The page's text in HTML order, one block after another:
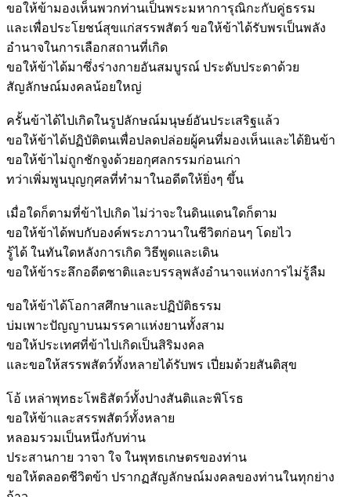
ขอให้ข้ามองเห็นพวกท่านเป็นพระมหาการุณิกะกับคู่ธรรม
และเพื่อประโยชน์สุขแก่สรรพสัตว์ ขอให้ข้าได้รับพรเป็นพลัง
อำนาจในการเลือกสถานที่เกิด
ขอให้ข้าได้มาซึ่งร่างกายอันสมบูรณ์ ประดับประดาด้วย
สัญลักษณ์มงคลน้อยใหญ่
ครั้นข้าได้ไปเกิดในรูปลักษณ์มนุษย์อันประเสริฐแล้ว
ขอให้ข้าได้ปฏิบัติตนเพื่อปลดปล่อยผู้คนที่มองเห็นและได้ยินข้า
ขอให้ข้าไม่ถูกชักจูงด้วยอกุศลกรรมก่อนเก่า
ทว่าเพิ่มพูนบุญกุศลที่ทำมาในอดีตให้ยิ่งๆ ขึ้น
เมื่อใดก็ตามที่ข้าไปเกิด ไม่ว่าจะในดินแดนใดก็ตาม
ขอให้ข้าได้พบกับองค์พระภาวนาในชีวิตก่อนๆ โดยไว
รู้ได้ ในทันใดหลังการเกิด วิธีพูดและเดิน
ขอให้ข้าระลึกอดีตชาติและบรรลุพลังอำนาจแห่งการไม่รู้ลืม
ขอให้ข้าได้โอกาสศึกษาและปฏิบัติธรรม
บ่มเพาะปัญญาบนมรรคาแห่งยานทั้งสาม
ขอให้ประเทศที่ข้าไปเกิดเป็นสิริมงคล
และขอให้สรรพสัตว์ทั้งหลายได้รับพร เปี่ยมด้วยสันติสุข
โอ้ เหล่าพุทธะโพธิสัตว์ทั้งปางสันติและพิโรธ
ขอให้ข้าและสรรพสัตว์ทั้งหลาย
หลอมรวมเป็นหนึ่งกับท่าน
ประสานกาย วาจา ใจ ในพุทธเกษตรของท่าน
ขอให้ตลอดชีวิตข้า ปรากฏสัญลักษณ์มงคลของท่านในทุกย่าง